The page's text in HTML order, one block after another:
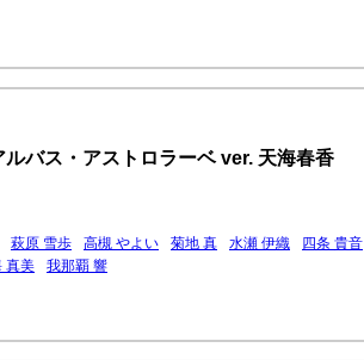
バス・アストロラーベ ver. 天海春香
萩原 雪歩 高槻 やよい 菊地 真 水瀬 伊織
四条 貴音
真美 我那覇 響